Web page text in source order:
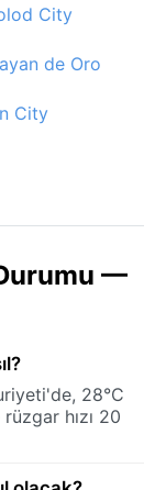
City
de Oro
City
—
28°C
hızı 20